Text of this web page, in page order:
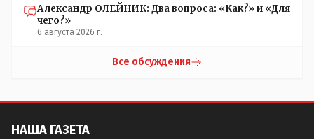
Александр ОЛЕЙНИК: Два вопроса: «Как?» и «Для
чего?»
6 августа 2026 г.
Все обсуждения
НАША ГАЗЕТА